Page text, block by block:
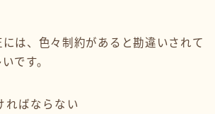
には、色々制約があると勘違いされて
です。
ればならない